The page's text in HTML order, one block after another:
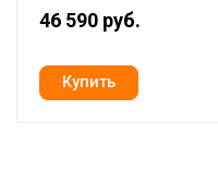
46 590 руб.